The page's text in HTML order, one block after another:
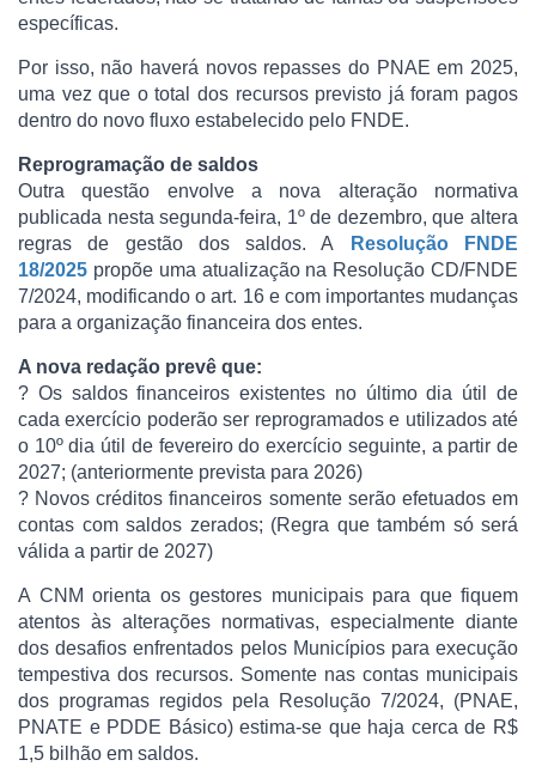
específicas.
Por isso, não haverá novos repasses do PNAE em 2025,
uma vez que o total dos recursos previsto já foram pagos
dentro do novo fluxo estabelecido pelo FNDE.
Reprogramação de saldos
Outra questão envolve a nova alteração normativa
publicada nesta segunda-feira, 1º de dezembro, que altera
regras de gestão dos saldos. A
Resolução FNDE
18/2025 propõe uma atualização na Resolução CD/FNDE
7/2024, modificando o art. 16 e com importantes mudanças
para a organização financeira dos entes.
A nova redação prevê que:
? Os saldos financeiros existentes no último dia útil de
cada exercício poderão ser reprogramados e utilizados até
o 10º dia útil de fevereiro do exercício seguinte, a partir de
2027; (anteriormente prevista para 2026)
? Novos créditos financeiros somente serão efetuados em
contas com saldos zerados; (Regra que também só será
válida a partir de 2027)
A CNM orienta os gestores municipais para que fiquem
atentos às alterações normativas, especialmente diante
dos desafios enfrentados pelos Municípios para execução
tempestiva dos recursos. Somente nas contas municipais
dos programas regidos pela Resolução 7/2024, (PNAE,
PNATE e PDDE Básico) estima-se que haja cerca de R$
1,5 bilhão em saldos.